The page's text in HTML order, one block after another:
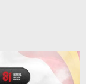
Fasilitas